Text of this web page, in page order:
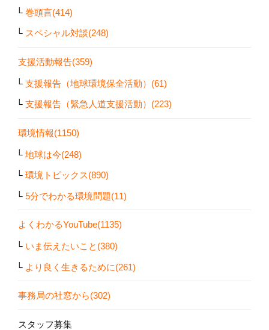
巻頭言(414)
スペシャル対談(248)
支援活動報告(359)
支援報告（地球環境保全活動）(61)
支援報告（緊急人道支援活動）(223)
環境情報(1150)
地球は今(248)
環境トピックス(890)
5分でわかる環境問題(11)
よくわかるYouTube(1135)
いま伝えたいこと(380)
より良く生きるために(261)
事務局の社窓から(302)
スタッフ募集